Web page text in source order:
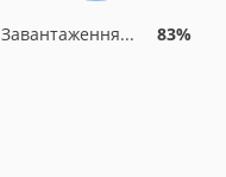
Завантаження... 90%